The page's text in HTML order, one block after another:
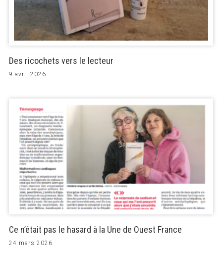
Des ricochets vers le lecteur
9 avril 2026
Ce n’était pas le hasard à la Une de Ouest France
24 mars 2026